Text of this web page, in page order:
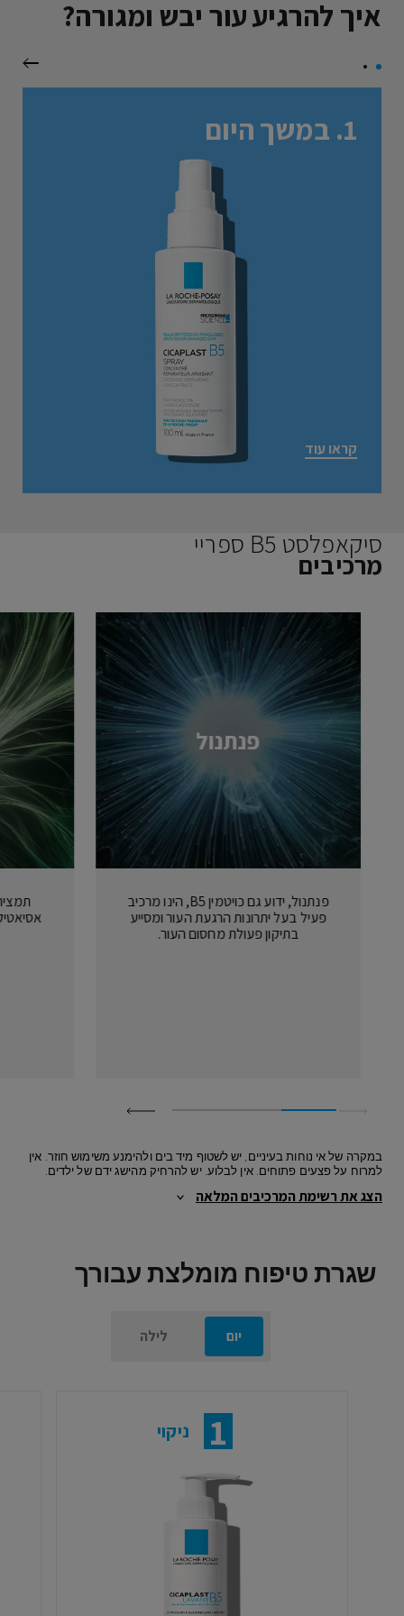
איך להרגיע עור יבש ומגורה?
1. במשך היום
קראו עוד
סיקאפלסט B5 ספריי
מרכיבים
פנתנול
פנתנול, ידוע גם כויטמין B5, הינו מרכיב
פעיל בעל יתרונות הרגעת העור ומסייע
בתיקון פעולת מחסום העור.
במקרה של אי נוחות בעיניים, יש לשטוף מיד בים ולהימנע משימוש חוזר. אין
למרוח על פצעים פתוחים. אין לבלוע. יש להרחיק מהישג ידם של ילדים.
הצג את רשימת המרכיבים המלאה
שגרת טיפוח מומלצת עבורך
יום לילה
1 ניקוי